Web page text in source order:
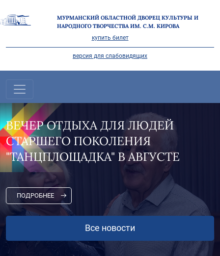
МУРМАНСКИЙ ОБЛАСТНОЙ ДВОРЕЦ КУЛЬТУРЫ И
НАРОДНОГО ТВОРЧЕСТВА ИМ. С.М. КИРОВА
купить билет
версия для слабовидящих
ВЕЧЕР ОТДЫХА ДЛЯ ЛЮДЕЙ
СТАРШЕГО ПОКОЛЕНИЯ
"ТАНЦПЛОЩАДКА" В АВГУСТЕ
ПОДРОБНЕЕ
Все новости